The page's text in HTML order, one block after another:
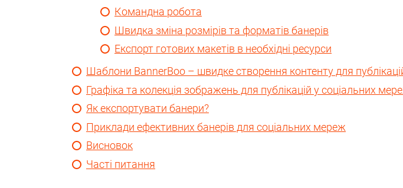
Командна робота
Швидка зміна розмірів та форматів банерів
Експорт готових макетів в необхідні ресурси
Шаблони BannerBoo – швидке створення контенту для
Графіка та колекція зображень для публікацій у соціальних
Як експортувати банери?
Приклади ефективних банерів для соціальних мереж
Висновок
Часті питання